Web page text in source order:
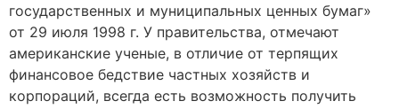
государственных и муниципальных ценных бумаг»
от 29 июля 1998 г. У правительства, отмечают
американские ученые, в отличие от терпящих
финансовое бедствие частных хозяйств и
корпораций, всегда есть возможность получить